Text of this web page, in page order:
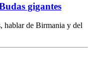
gigantes
hablar de Birmania y del